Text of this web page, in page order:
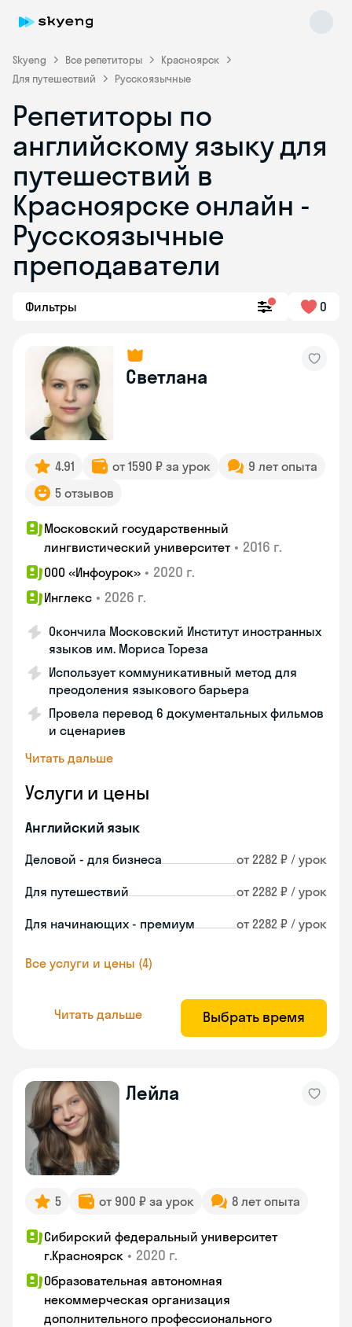
Skyeng Все репетиторы
Красноярск
Для путешествий
Русскоязычные
Репетиторы по
английскому языку для
путешествий в
Красноярске онлайн -
Русскоязычные
преподаватели
Фильтры 0
Светлана
4.91 от 1590 ₽ за урок
9 лет опыта
5 отзывов
Московский государственный
лингвистический университет • 2016 г.
ООО «Инфоурок» • 2020 г.
Инглекс • 2026 г.
Окончила Московский Институт иностранных
языков им. Мориса Тореза
Использует коммуникативный метод для
преодоления языкового барьера
Провела перевод 6 документальных фильмов
и сценариев
Читать дальше
Услуги и цены
Английский язык
Деловой - для бизнеса от 2282 ₽ / урок
Для путешествий от 2282 ₽ / урок
Для начинающих - премиум от 2282 ₽ / урок
Все услуги и цены (4)
Читать дальше Выбрать время
Лейла
5 от 900 ₽ за урок 8 лет опыта
Сибирский федеральный университет
г.Красноярск • 2020 г.
Образовательная автономная
некоммерческая организация
дополнительного профессионального
Skyeng Chat